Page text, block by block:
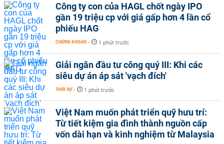
Công ty con của HAGL chốt ngày IPO
gần 19 triệu cp với giá gấp hơn 4 lần cổ
phiếu HAG
CHỨNG KHOÁN - 1 phút trước
Giải ngân đầu tư công quý III: Khi các
siêu dự án áp sát 'vạch đích'
THỜI SỰ - 1 phút trước
Việt Nam muốn phát triển quỹ hưu trí:
Từ tiết kiệm gia đình thành nguồn cấp
vốn dài hạn và kinh nghiệm từ Malaysia